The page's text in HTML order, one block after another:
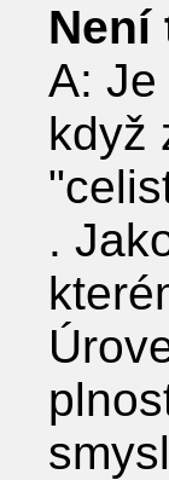
Není
A:
když
.